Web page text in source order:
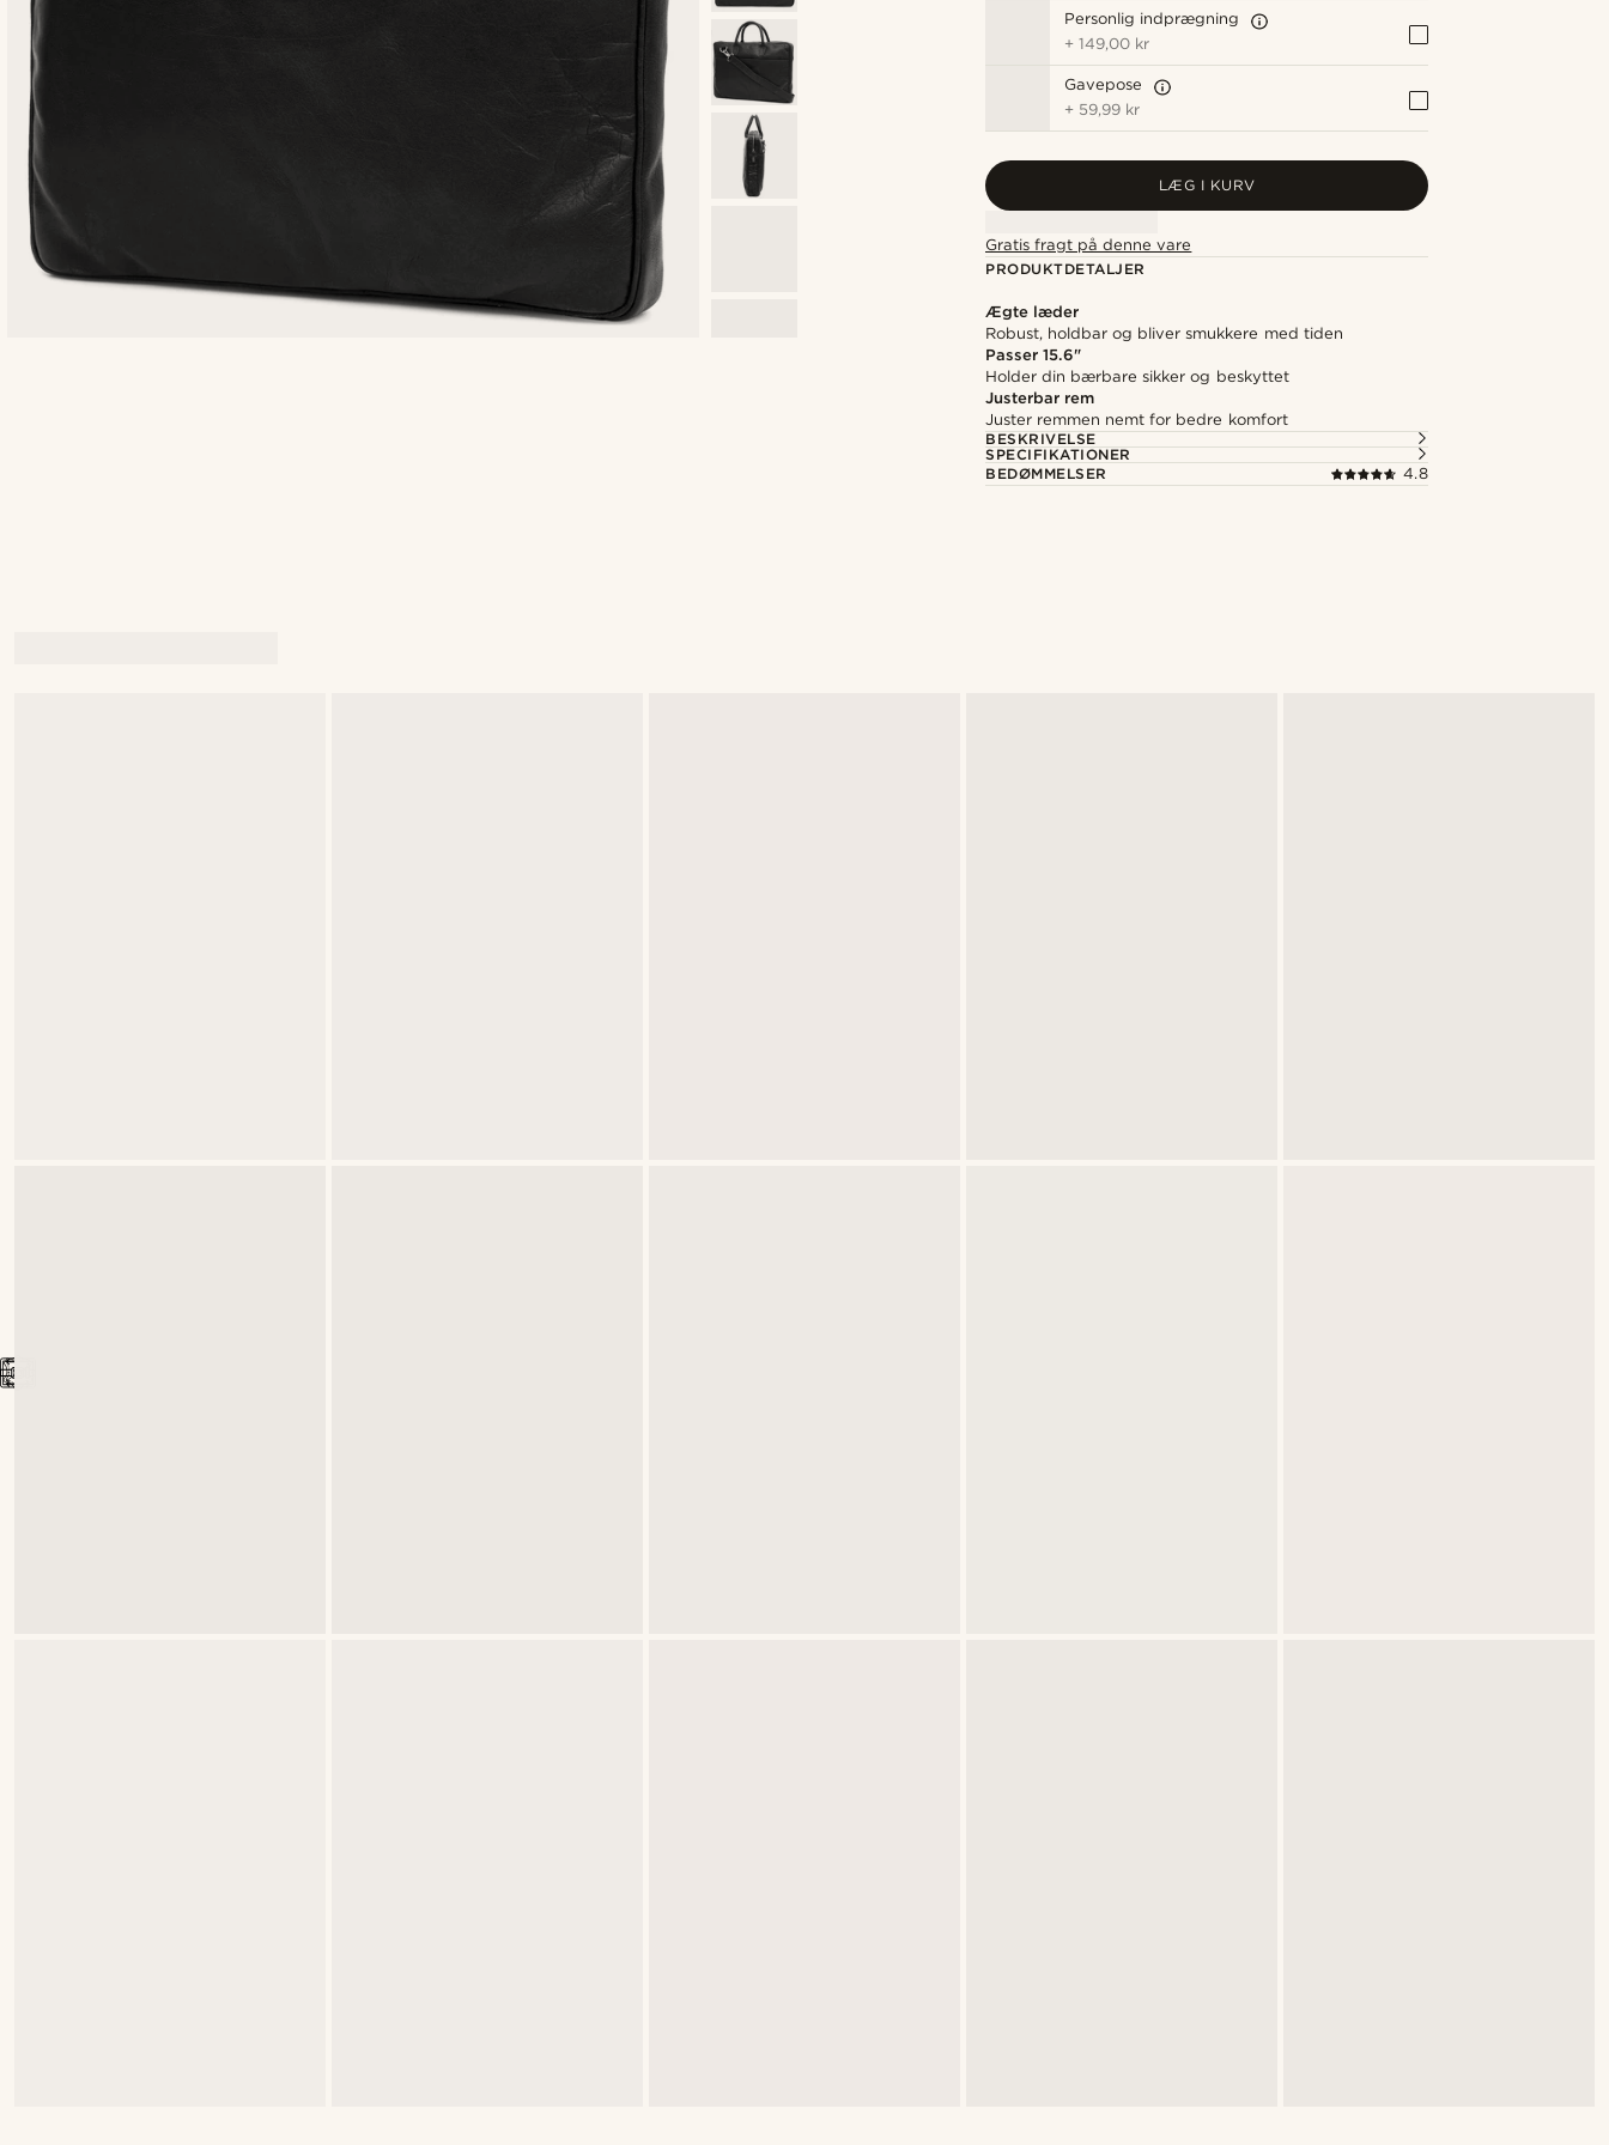
Personlig indprægning
+149,00 kr
Gavepose
+ 59,99 kr
LÆG I KURV
Gratis fragt på denne vare
PRODUKTDETALJER
Ægte læder
Robust, holdbar og bliver smukkere med tiden
Passer 15.6"
Holder din bærbare sikker og beskyttet
Justerbar rem
Juster remmen nemt for bedre komfort
BESKRIVELSE
SPECIFIKATIONER
BEDØMMELSER
4.8